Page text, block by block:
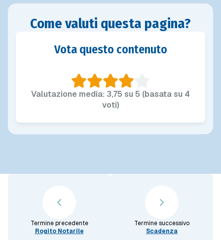
Come valuti questa pagina?
Vota questo contenuto
Valutazione media: 3,75 su 5 (basata su 4
voti)
Termine precedente
Rogito Notarile
Termine successivo
Scadenza